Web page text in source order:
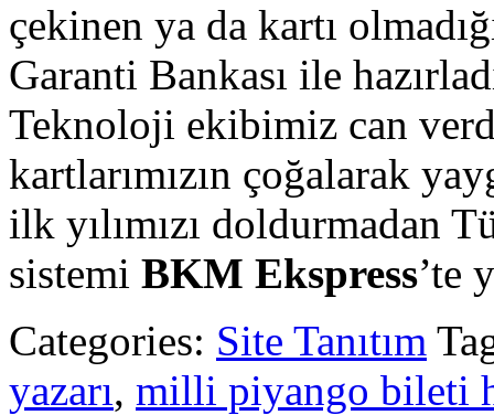
çekinen ya da kartı
Garanti Bankası ile
Teknoloji ekibimiz can
kartlarımızın çoğalarak
ilk yılımızı doldurmadan
sistemi BKM Ekspress’te
Categories: Site Tanıtım
yazarı, milli piyango bileti